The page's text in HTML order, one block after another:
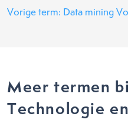
Vorige term: Data mining
Meer termen
Technologie